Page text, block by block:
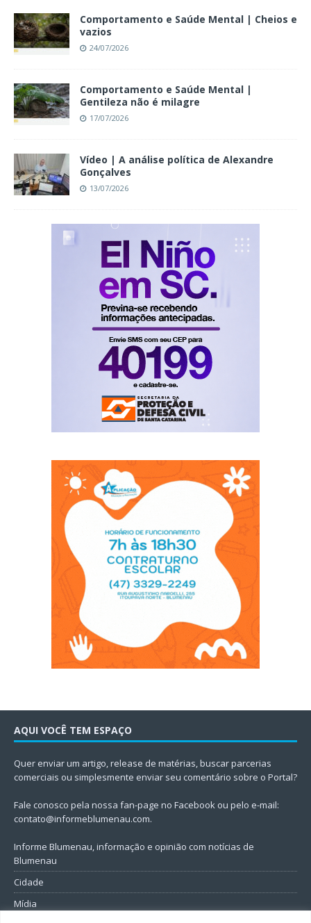
Comportamento e Saúde Mental | Cheios e
vazios
24/07/2026
Comportamento e Saúde Mental |
Gentileza não é milagre
17/07/2026
Vídeo | A análise política de Alexandre
Gonçalves
13/07/2026
AQUI VOCÊ TEM ESPAÇO
Quer enviar um artigo, release de matérias, buscar parcerias
comerciais ou simplesmente enviar seu comentário sobre o Portal?
Fale conosco pela nossa fan-page no Facebook ou pelo e-mail:
contato@informeblumenau.com.
Informe Blumenau, informação e opinião com notícias de
Blumenau
Cidade
Mídia